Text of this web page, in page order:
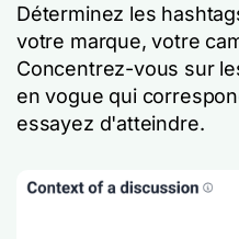
Déterminez les
votre marque, votre
Concentrez-vous sur
en vogue qui
essayez d'atteindre.